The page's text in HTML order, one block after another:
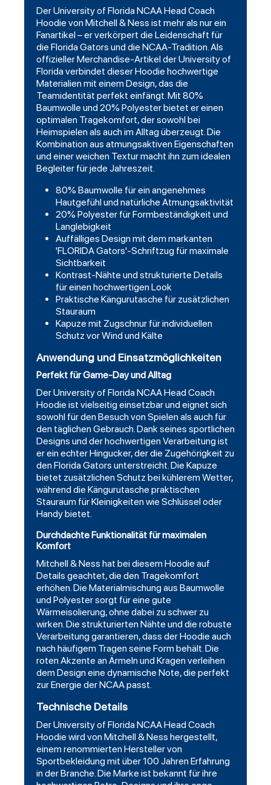
Der University of Florida NCAA Head Coach
Hoodie von Mitchell & Ness ist mehr als nur ein
Fanartikel – er verkörpert die Leidenschaft für
die Florida Gators und die NCAA-Tradition. Als
offizieller Merchandise-Artikel der University of
Florida verbindet dieser Hoodie hochwertige
Materialien mit einem Design, das die
Teamidentität perfekt einfängt. Mit 80%
Baumwolle und 20% Polyester bietet er einen
optimalen Tragekomfort, der sowohl bei
Heimspielen als auch im Alltag überzeugt. Die
Kombination aus atmungsaktiven Eigenschaften
und einer weichen Textur macht ihn zum idealen
Begleiter für jede Jahreszeit.
80% Baumwolle für ein angenehmes
Hautgefühl und natürliche Atmungsaktivität
20% Polyester für Formbeständigkeit und
Langlebigkeit
Auffälliges Design mit dem markanten
'FLORIDA Gators'-Schriftzug für maximale
Sichtbarkeit
Kontrast-Nähte und strukturierte Details
für einen hochwertigen Look
Praktische Kängurutasche für zusätzlichen
Stauraum
Kapuze mit Zugschnur für individuellen
Schutz vor Wind und Kälte
Anwendung und Einsatzmöglichkeiten
Perfekt für Game-Day und Alltag
Der University of Florida NCAA Head Coach
Hoodie ist vielseitig einsetzbar und eignet sich
sowohl für den Besuch von Spielen als auch für
den täglichen Gebrauch. Dank seines sportlichen
Designs und der hochwertigen Verarbeitung ist
er ein echter Hingucker, der die Zugehörigkeit zu
den Florida Gators unterstreicht. Die Kapuze
bietet zusätzlichen Schutz bei kühlerem Wetter,
während die Kängurutasche praktischen
Stauraum für Kleinigkeiten wie Schlüssel oder
Handy bietet.
Durchdachte Funktionalität für maximalen
Komfort
Mitchell & Ness hat bei diesem Hoodie auf
Details geachtet, die den Tragekomfort
erhöhen. Die Materialmischung aus Baumwolle
und Polyester sorgt für eine gute
Wärmeisolierung, ohne dabei zu schwer zu
wirken. Die strukturierten Nähte und die robuste
Verarbeitung garantieren, dass der Hoodie auch
nach häufigem Tragen seine Form behält. Die
roten Akzente an Ärmeln und Kragen verleihen
dem Design eine dynamische Note, die perfekt
zur Energie der NCAA passt.
Technische Details
DerUniversity of Florida NCAA Head Coach
Hoodie wird von Mitchell & Ness hergestellt,
einem renommierten Hersteller von
Sportbekleidung mit über 100 Jahren Erfahrung
in der Branche. Die Marke ist bekannt für ihre